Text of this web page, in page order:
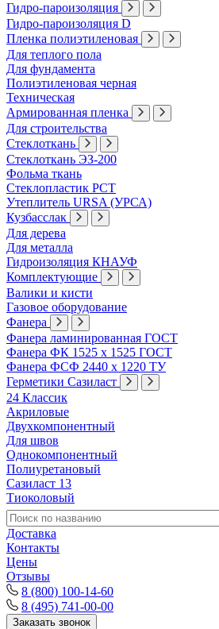
Гидро-пароизоляция
Гидро-пароизоляция D
Пленка полиэтиленовая
Для теплого пола
Для фундамента
Полиэтиленовая черная
Техническая
Армированная пленка
Для строительства
Стеклоткань
Стеклоткань ЭЗ-200
Фольма ткань
Стеклопластик РСТ
Утеплитель URSA (УРСА)
Кузбасслак
Для дерева
Для металла
Гидроизоляция КНАУФ
Комплектующие
Валики и кисти
Газовое оборудование
Фанера
Фанера ламинированная ГОСТ
Фанера ФК 1525 х 1525 ГОСТ
Фанера ФСФ 2440 х 1220 ТУ
Герметики Сазиласт
24 Классик
Акриловые
Двухкомпонентный
Для швов
Однокомпонентный
Полиуретановый
Сазиласт 13
Тиоколовый
Доставка
Контакты
Цены
Отзывы
8 (800) 100-14-60
8 (495) 741-00-00
Заказать звонок